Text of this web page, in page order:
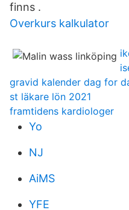
finns .
Overkurs kalkulator
gravid kalender dag for
st läkare lön 2021
framtidens kardiologer
Yo
NJ
AiMS
YFE